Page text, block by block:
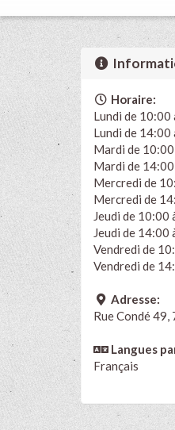
Horaire:
Lundi de 10:00
Lundi de 14:00
Mardi de
Mardi de
Mercredi de
Mercredi de
Jeudi de 10:00
Jeudi de 14:00
Vendredi de
Vendredi de
Adresse:
Rue Condé
Langues
Français